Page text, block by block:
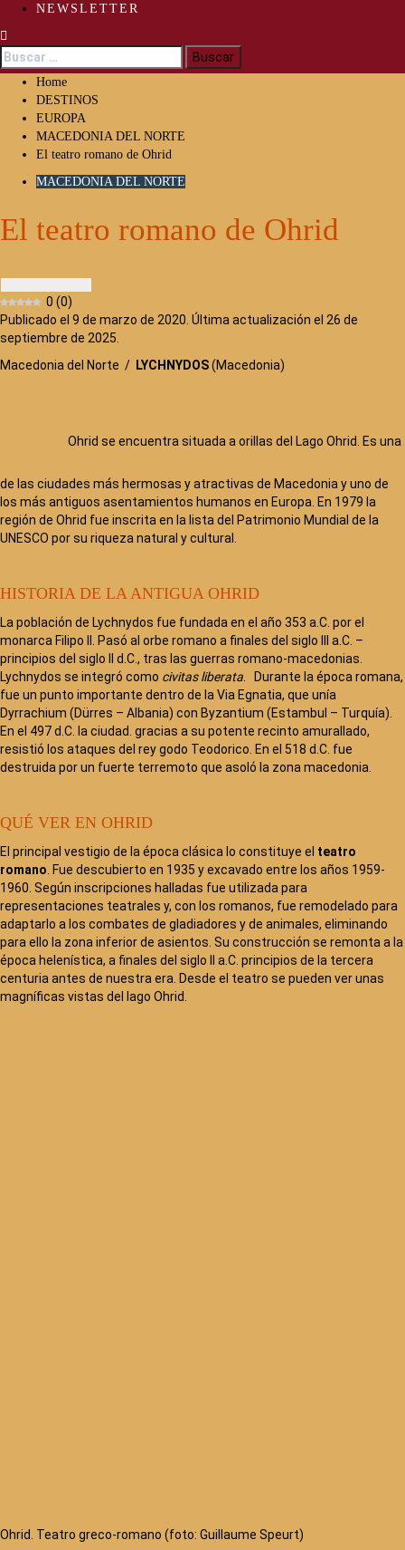
NEWSLETTER
Buscar:
Home
DESTINOS
EUROPA
MACEDONIA DEL NORTE
El teatro romano de Ohrid
MACEDONIA DEL NORTE
El teatro romano de Ohrid
0 (0)
Publicado el 9 de marzo de 2020. Última actualización el 26 de
septiembre de 2025.
Macedonia del Norte / LYCHNYDOS(Macedonia)
Ohrid se encuentra situada a orillas del Lago Ohrid. Es una
de las ciudades más hermosas y atractivas de Macedonia y uno de
los más antiguos asentamientos humanos en Europa. En 1979 la
región de Ohrid fue inscrita en la lista del Patrimonio Mundial de la
UNESCO por su riqueza natural y cultural.
HISTORIA DE LA ANTIGUA OHRID
La población de Lychnydos fue fundada en el año 353 a.C. por el
monarca Filipo II. Pasó al orbe romano a finales del siglo III a.C. –
principios del siglo II d.C., tras las guerras romano-macedonias.
Lychnydos se integró como civitas liberata . Durante la época romana,
fue un punto importante dentro de la Via Egnatia, que unía
Dyrrachium (Dürres – Albania) con Byzantium (Estambul – Turquía).
En el 497 d.C. la ciudad. gracias a su potente recinto amurallado,
resistió los ataques del rey godo Teodorico. En el 518 d.C. fue
destruida por un fuerte terremoto que asoló la zona macedonia.
QUÉ VER EN OHRID
El principal vestigio de la época clásica lo constituye el teatro
romano . Fue descubierto en 1935 y excavado entre los años 1959-
1960. Según inscripciones halladas fue utilizada para
representaciones teatrales y, con los romanos, fue remodelado para
adaptarlo a los combates de gladiadores y de animales, eliminando
para ello la zona inferior de asientos. Su construcción se remonta a la
época helenística, a finales del siglo II a.C. principios de la tercera
centuria antes de nuestra era. Desde el teatro se pueden ver unas
magníficas vistas del lago Ohrid.
Ohrid. Teatro greco-romano (foto: Guillaume Speurt)